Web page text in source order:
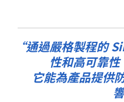
通過嚴格製程的
性和高可靠性
它能為產品提供